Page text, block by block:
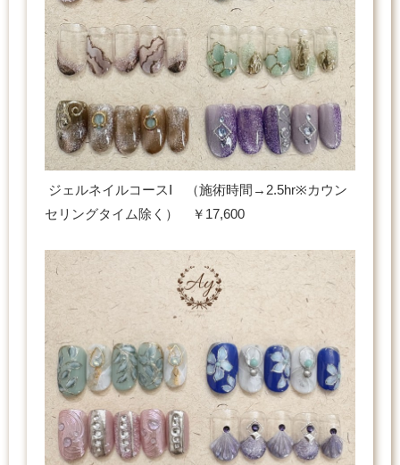
ジェルネイルコースⅠ （施術時間→2.5hr※カウン
セリングタイム除く） ￥17,600